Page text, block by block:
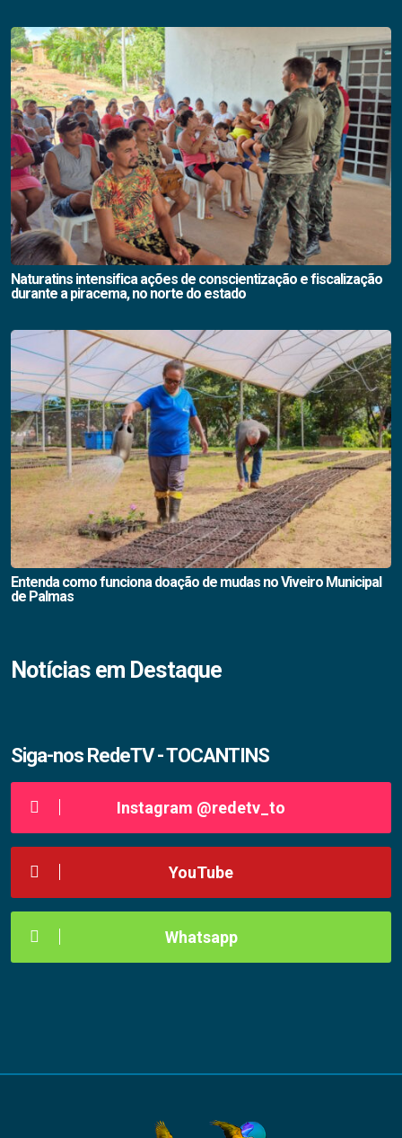
Naturatins intensifica ações de conscientização e fiscalização
durante a piracema, no norte do estado
Entenda como funciona doação de mudas no Viveiro Municipal
de Palmas
Notícias em Destaque
Siga-nos RedeTV - TOCANTINS
Instagram @redetv_to
YouTube
Whatsapp